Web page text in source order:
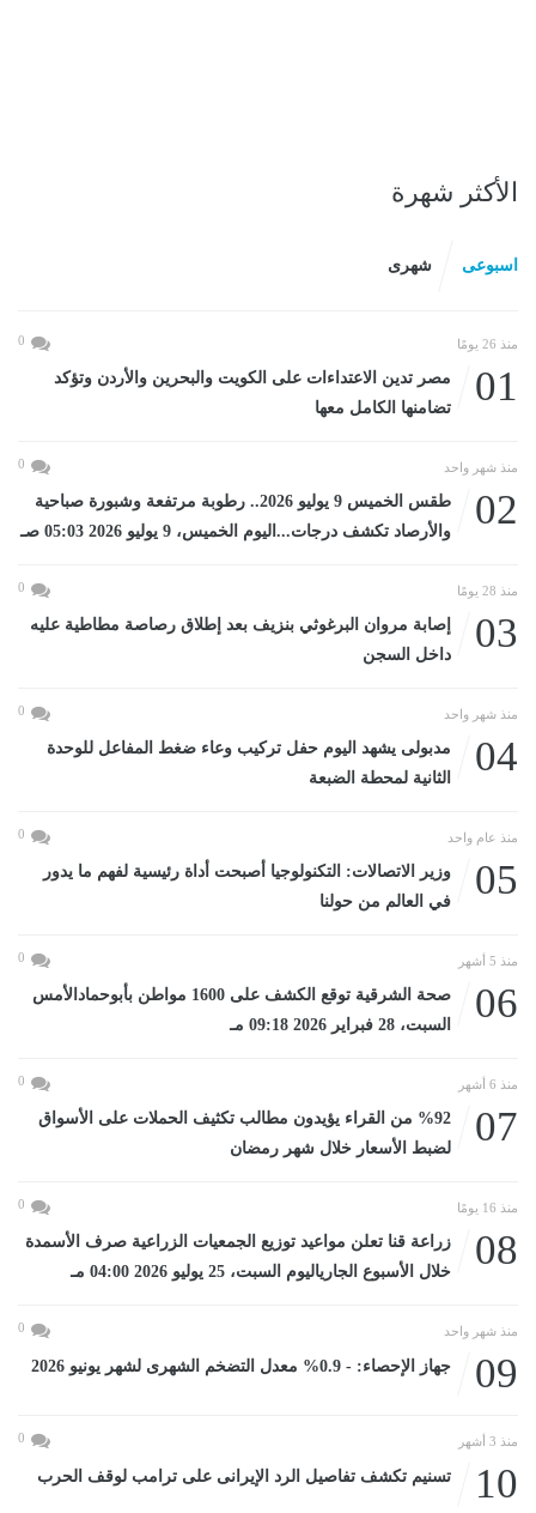
الأكثر شهرة
اسبوعى شهرى
منذ 26 يومًا 0
01
مصر تدين الاعتداءات على الكويت والبحرين والأردن وتؤكد
تضامنها الكامل معها
منذ شهر واحد 0
02
طقس الخميس 9 يوليو 2026.. رطوبة مرتفعة وشبورة صباحية
والأرصاد تكشف درجات...اليوم الخميس، 9 يوليو 2026 05:03 صـ
منذ 28 يومًا 0
03
إصابة مروان البرغوثي بنزيف بعد إطلاق رصاصة مطاطية عليه
داخل السجن
منذ شهر واحد 0
04
مدبولى يشهد اليوم حفل تركيب وعاء ضغط المفاعل للوحدة
الثانية لمحطة الضبعة
منذ عام واحد 0
05
وزير الاتصالات: التكنولوجيا أصبحت أداة رئيسية لفهم ما يدور
في العالم من حولنا
منذ 5 أشهر 0
06
صحة الشرقية توقع الكشف على 1600 مواطن بأبوحمادالأمس
السبت، 28 فبراير 2026 09:18 مـ
منذ 6 أشهر 0
07
%92 من القراء يؤيدون مطالب تكثيف الحملات على الأسواق
لضبط الأسعار خلال شهر رمضان
منذ 16 يومًا 0
08
زراعة قنا تعلن مواعيد توزيع الجمعيات الزراعية صرف الأسمدة
خلال الأسبوع الجارياليوم السبت، 25 يوليو 2026 04:00 مـ
منذ شهر واحد 0
09 جهاز الإحصاء: - 0.9% معدل التضخم الشهرى لشهر يونيو 2026
منذ 3 أشهر 0
10 تسنيم تكشف تفاصيل الرد الإيرانى على ترامب لوقف الحرب